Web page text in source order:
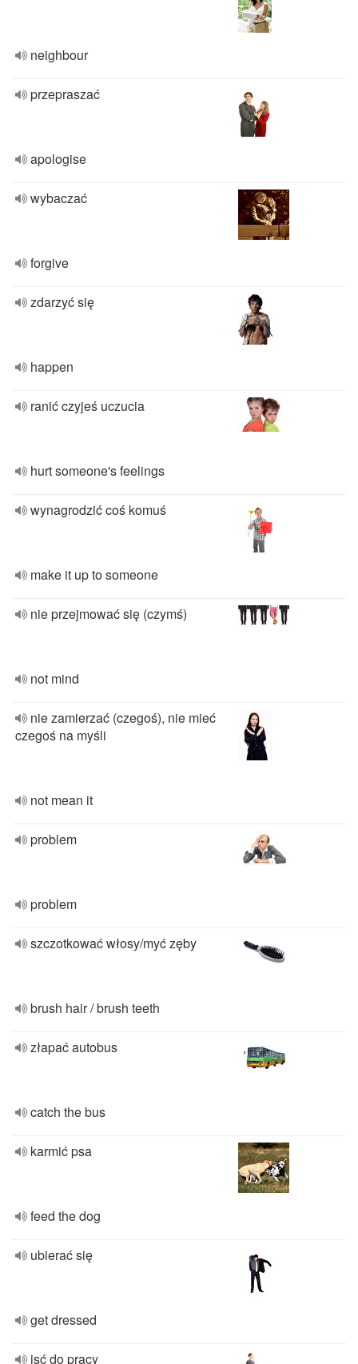
neighbour
przepraszać
apologise
wybaczać
forgive
zdarzyć się
happen
ranić czyjeś uczucia
hurt someone's feelings
wynagrodzić coś komuś
make it up to someone
nie przejmować się (czymś)
not mind
nie zamierzać (czegoś), nie mieć
czegoś na myśli
not mean it
problem
problem
szczotkować włosy/myć zęby
brush hair / brush teeth
złapać autobus
catch the bus
karmić psa
feed the dog
ubierać się
get dressed
isć do pracy